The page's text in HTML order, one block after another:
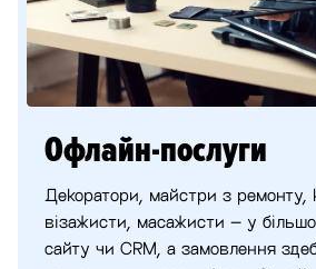
Офлайн-послуги
Декоратори, майстри з ремонту,
візажисти, масажисти – у
сайту чи CRM, а замовлення